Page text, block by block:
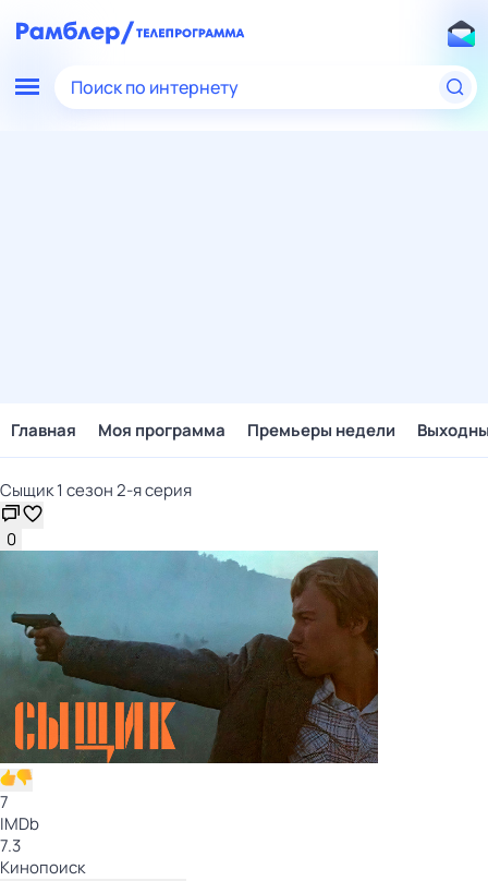
Поиск по интернету
Главная Моя программа Премьеры недели
Сыщик 1 сезон 2-я серия
0
7
IMDb
7.3
Кинопоиск